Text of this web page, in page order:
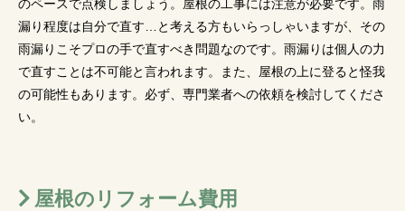
のペースで点検しましょう。屋根の工事には注意が必要です。雨
漏り程度は自分で直す…と考える方もいらっしゃいますが、その
雨漏りこそプロの手で直すべき問題なのです。雨漏りは個人の力
で直すことは不可能と言われます。また、屋根の上に登ると怪我
の可能性もあります。必ず、専門業者への依頼を検討してくださ
い。
屋根のリフォーム費用